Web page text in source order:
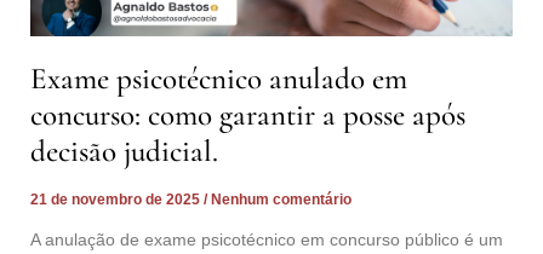
Exame psicotécnico anulado em
concurso: como garantir a posse após
decisão judicial.
21 de novembro de 2025 Nenhum comentário
A anulação de exame psicotécnico em concurso público é um